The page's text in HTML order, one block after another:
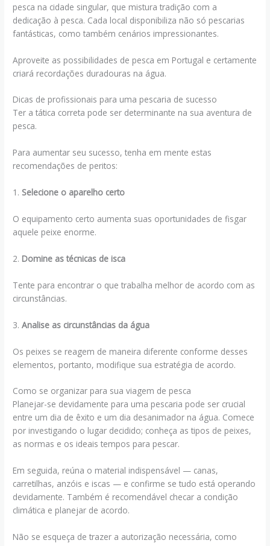
pesca na cidade singular, que mistura tradição com a
dedicação à pesca. Cada local disponibiliza não só pescarias
fantásticas, como também cenários impressionantes.
Aproveite as possibilidades de pesca em Portugal e certamente
criará recordações duradouras na água.
Dicas de profissionais para uma pescaria de sucesso
Ter a tática correta pode ser determinante na sua aventura de
pesca.
Para aumentar seu sucesso, tenha em mente estas
recomendações de peritos:
1. Selecione o aparelho certo
O equipamento certo aumenta suas oportunidades de fisgar
aquele peixe enorme.
2. Domine as técnicas de isca
Tente para encontrar o que trabalha melhor de acordo com as
circunstâncias.
3.Analise as circunstâncias da água
Os peixes se reagem de maneira diferente conforme desses
elementos, portanto, modifique sua estratégia de acordo.
Como se organizar para sua viagem de pesca
Planejar-se devidamente para uma pescaria pode ser crucial
entre um dia de êxito e um dia desanimador na água. Comece
por investigando o lugar decidido; conheça as tipos de peixes,
as normas e os ideais tempos para pescar.
Em seguida, reúna o material indispensável — canas,
carretilhas, anzóis e iscas — e confirme se tudo está operando
devidamente. Também é recomendável checar a condição
climática e planejar de acordo.
Não se esqueça de trazer a autorização necessária, como